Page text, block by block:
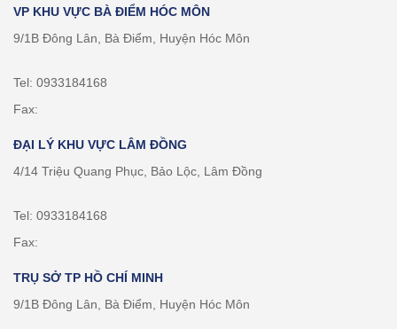
VP KHU VỰC BÀ ĐIỂM HÓC MÔN
9/1B Đông Lân, Bà Điểm, Huyện Hóc Môn
Tel: 0933184168
Fax:
ĐẠI LÝ KHU VỰC LÂM ĐỒNG
4/14 Triệu Quang Phục, Bảo Lộc, Lâm Đồng
Tel: 0933184168
Fax:
TRỤ SỞ TP HỒ CHÍ MINH
9/1B Đông Lân, Bà Điểm, Huyện Hóc Môn